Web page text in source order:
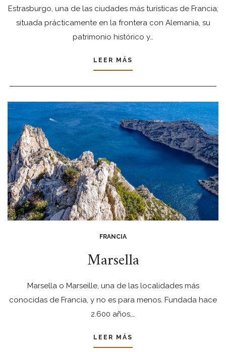
Estrasburgo, una de las ciudades más turísticas de Francia;
situada prácticamente en la frontera con Alemania, su
patrimonio histórico y…
LEER MÁS
FRANCIA
Marsella
Marsella o Marseille, una de las localidades más
conocidas de Francia, y no es para menos. Fundada hace
2.600 años,…
LEER MÁS